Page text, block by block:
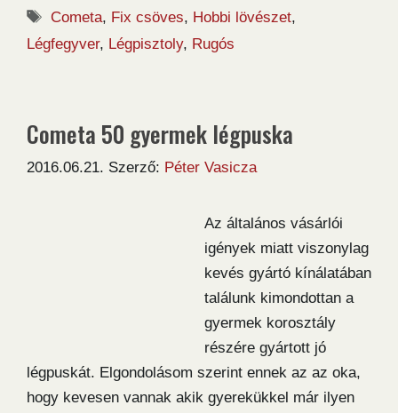
Címkék
Cometa, Fix csöves, Hobbi lövészet,
Légfegyver, Légpisztoly, Rugós
Cometa 50 gyermek légpuska
2016.06.21. Szerző: Péter Vasicza
Az általános vásárlói
igények miatt viszonylag
kevés gyártó kínálatában
találunk kimondottan a
gyermek korosztály
részére gyártott jó
légpuskát. Elgondolásom szerint ennek az az oka,
hogy kevesen vannak akik gyerekükkel már ilyen